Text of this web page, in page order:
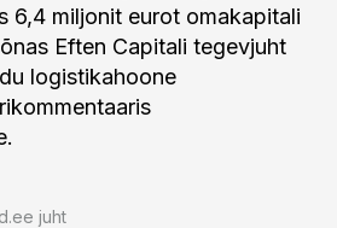
6,4 miljonit eurot omakapitali
Eften Capitali tegevjuht
logistikahoone
juht